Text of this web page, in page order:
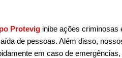
Protevig inibe ações criminosas
de pessoas. Além disso,
em caso de emergências,